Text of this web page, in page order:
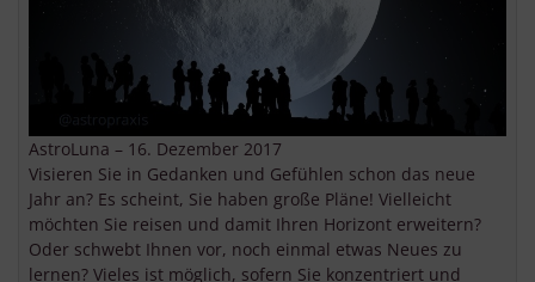
AstroLuna – 16. Dezember 2017
Visieren Sie in Gedanken und Gefühlen schon das neue
Jahr an? Es scheint, Sie haben große Pläne! Vielleicht
möchten Sie reisen und damit Ihren Horizont erweitern?
Oder schwebt Ihnen vor, noch einmal etwas Neues zu
lernen? Vieles ist möglich, sofern Sie konzentriert und